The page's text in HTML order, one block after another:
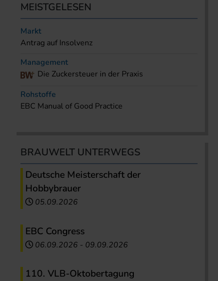
MEISTGELESEN
Markt
Antrag auf Insolvenz
Management
Die Zuckersteuer in der Praxis
Rohstoffe
EBC Manual of Good Practice
BRAUWELT UNTERWEGS
Deutsche Meisterschaft der
Hobbybrauer
05.09.2026
EBC Congress
06.09.2026 - 09.09.2026
110. VLB-Oktobertagung